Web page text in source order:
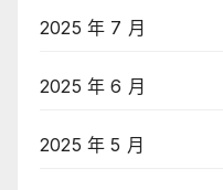
2025 年 7 月
2025 年 6 月
2025 年 5 月